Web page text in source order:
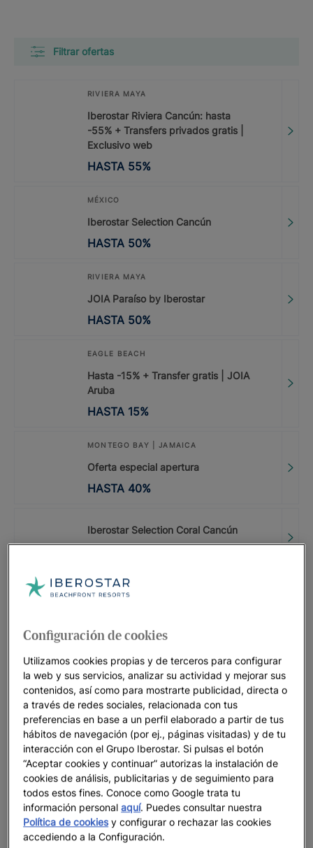
Filtrar ofertas
RIVIERA MAYA
Iberostar Riviera Cancún: hasta
-55% + Transfers privados gratis |
Exclusivo web
HASTA 55%
MÉXICO
Iberostar Selection Cancún
HASTA 50%
RIVIERA MAYA
JOIA Paraíso by Iberostar
HASTA 50%
EAGLE BEACH
Hasta -15% + Transfer gratis | JOIA
Aruba
HASTA 15%
MONTEGO BAY | JAMAICA
Oferta especial apertura
HASTA 40%
Iberostar Selection Coral Cancún
Miami: el escenario de las grandes
HASTA %
RIVIERA MAYA | MÉXICO
Iberostar Selection Paraíso Maya
Suites
HASTA 35%
RIVIERA MAYA
Iberostar Waves Paraíso Beach
HASTA 55 %
MONTEGO BAY
Configuración de cookies
Utilizamos cookies propias y de terceros para configurar
la web y sus servicios, analizar su actividad y mejorar sus
contenidos, así como para mostrarte publicidad, directa o
a través de redes sociales, relacionada con tus
preferencias en base a un perfil elaborado a partir de tus
hábitos de navegación (por ej., páginas visitadas) y de tu
interacción con el Grupo Iberostar. Si pulsas el botón
“Aceptar cookies y continuar” autorizas la instalación de
cookies de análisis, publicitarias y de seguimiento para
todos estos fines. Conoce como Google trata tu
información personalaquí. Puedes consultar nuestra
Política de cookiesy configurar o rechazar las cookies
accediendo a la Configuración.